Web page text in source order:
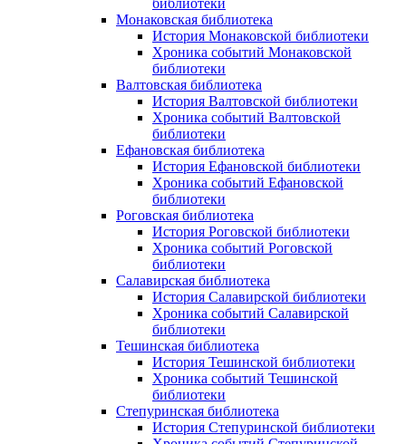
библиотеки
Монаковская библиотека
История Монаковской библиотеки
Хроника событий Монаковской
библиотеки
Валтовская библиотека
История Валтовской библиотеки
Хроника событий Валтовской
библиотеки
Ефановская библиотека
История Ефановской библиотеки
Хроника событий Ефановской
библиотеки
Роговская библиотека
История Роговской библиотеки
Хроника событий Роговской
библиотеки
Салавирская библиотека
История Салавирской библиотеки
Хроника событий Салавирской
библиотеки
Тешинская библиотека
История Тешинской библиотеки
Хроника событий Тешинской
библиотеки
Степуринская библиотека
История Степуринской библиотеки